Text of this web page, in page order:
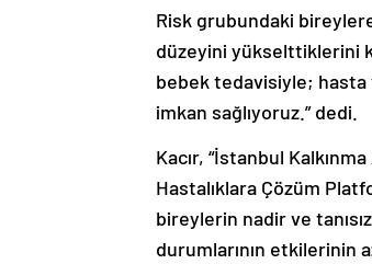
Risk grubundaki
düzeyini yükselttiklerini
bebek tedavisiyle; hasta
imkan sağlıyoruz.” dedi.
Kacır, “İstanbul
Hastalıklara Çözüm
bireylerin nadir ve
durumlarının etkilerinin